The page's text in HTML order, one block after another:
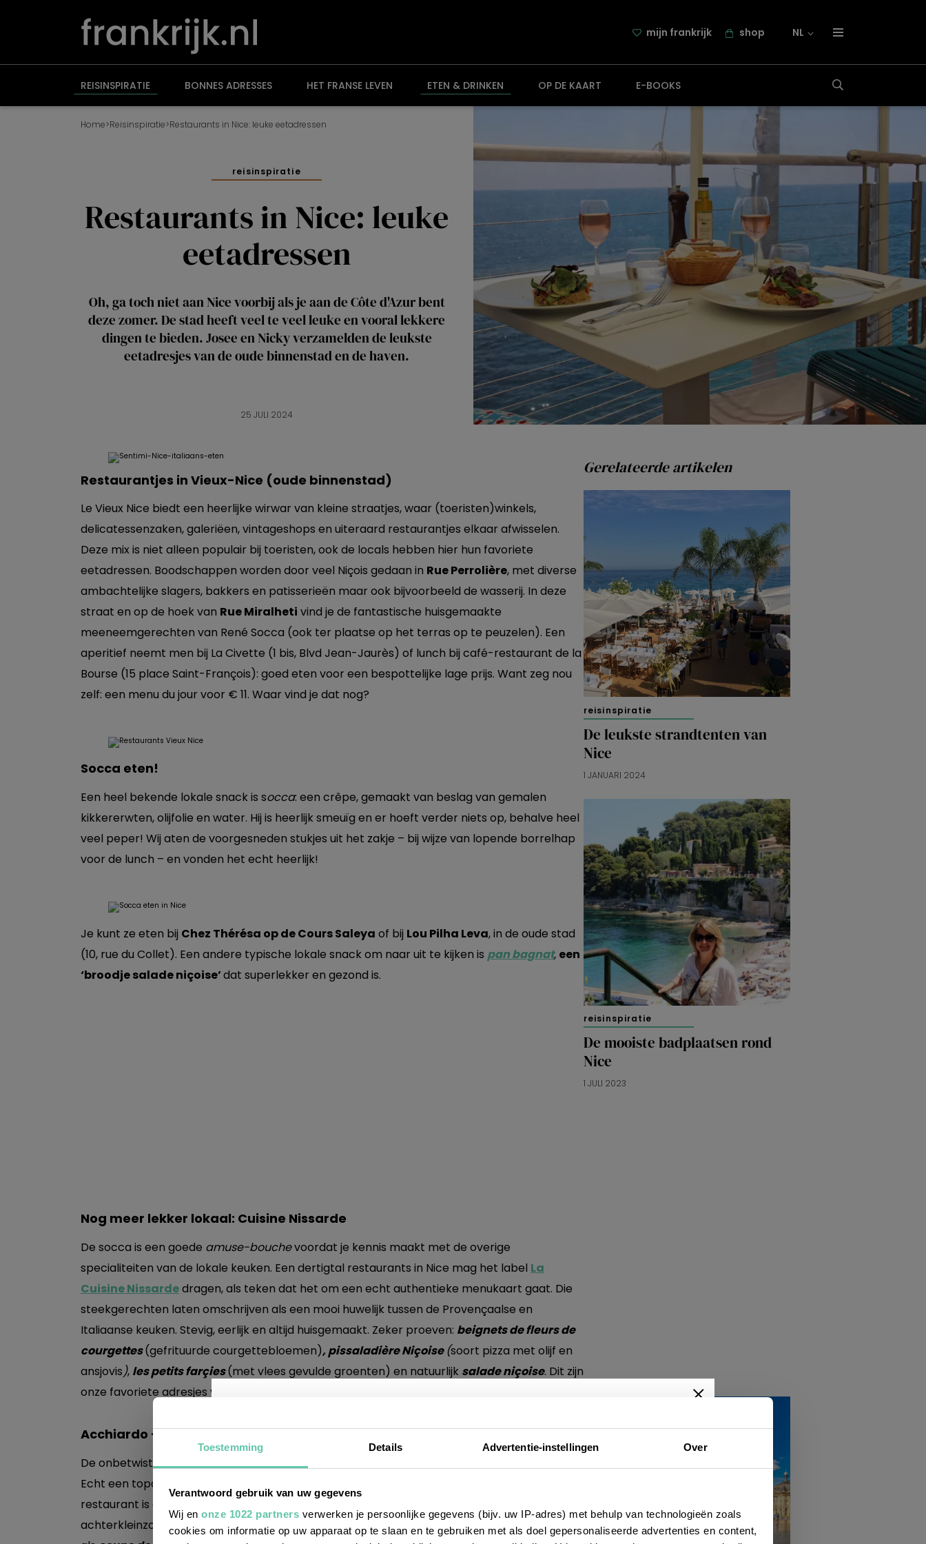
Toestemming Details Advertentie-instellingen Over
Verantwoord gebruik van uw gegevens
Wij en onze 1022 partners verwerken je persoonlijke gegevens (bijv. uw IP-adres) met behulp van technologieën zoals
cookies om informatie op uw apparaat op te slaan en te gebruiken met als doel gepersonaliseerde advertenties en content,
mijn frankrijk shop NL
over frankrijk.nl
samenwerking
REISINSPIRATIE BONNES ADRESSES HET FRANSE LEVEN ETEN & DRINKEN OP DE KAART E-BOOKS
Home>Reisinspiratie>Restaurants in Nice: leuke eetadressen
reisinspiratie
Restaurants in Nice: leuke
eetadressen
Oh, ga toch niet aan Nice voorbij als je aan de Côte d'Azur bent
deze zomer. De stad heeft veel te veel leuke en vooral lekkere
dingen te bieden. Josee en Nicky verzamelden de leukste
eetadresjes van de oude binnenstad en de haven.
25 JULI 2024
Restaurantjes in Vieux-Nice (oude binnenstad)
Le Vieux Nice biedt een heerlijke wirwar van kleine straatjes, waar (toeristen)winkels,
delicatessenzaken, galeriëen, vintageshops en uiteraard restaurantjes elkaar afwisselen.
Deze mix is niet alleen populair bij toeristen, ook de locals hebben hier hun favoriete
eetadressen. Boodschappen worden door veel Niçois gedaan in Rue Perrolière, met diverse
ambachtelijke slagers, bakkers en patisserieën maar ook bijvoorbeeld de wasserij. In deze
straat en op de hoek van Rue Miralheti vind je de fantastische huisgemaakte
meeneemgerechten van René Socca (ook ter plaatse op het terras op te peuzelen). Een
aperitief neemt men bij La Civette (1 bis, Blvd Jean-Jaurès) of lunch bij café-restaurant de la
Bourse (15 place Saint-François): goed eten voor een bespottelijke lage prijs. Want zeg nou
zelf: een menu du jour voor € 11. Waar vind je dat nog?
Socca eten!
Een heel bekende lokale snack is socca: een crêpe, gemaakt van beslag van gemalen
kikkererwten, olijfolie en water. Hij is heerlijk smeuïg en er hoeft verder niets op, behalve heel
veel peper! Wij aten de voorgesneden stukjes uit het zakje – bij wijze van lopende borrelhap
voor de lunch – en vonden het echt heerlijk!
Je kunt ze eten bij Chez Thérésa op de Cours Saleya of bij Lou Pilha Leva, in de oude stad
(10, rue du Collet). Een andere typische lokale snack om naar uit te kijken is pan bagnat, een
‘broodje salade niçoise’dat superlekker en gezond is.
Nog meer lekker lokaal: Cuisine Nissarde
De socca is een goede amuse-bouchevoordat je kennis maakt met de overige
specialiteiten van de lokale keuken. Een dertigtal restaurants in Nice mag het label La
Cuisine Nissardedragen, als teken dat het om een echt authentieke menukaart gaat. Die
steekgerechten laten omschrijven als een mooi huwelijk tussen de Provençaalse en
Italiaanse keuken. Stevig, eerlijk en altijd huisgemaakt. Zeker proeven: beignets de fleurs de
courgettes(gefrituurde courgettebloemen), pissaladière Niçoise (soort pizza met olijf en
ansjovis), les petits farçies(met vlees gevulde groenten) en natuurlijk salade niçoise. Dit zijn
onze favoriete adresjes voor de klassieke Niçoise keuken:
Acchiardo – 38 Rue Droite
De onbetwiste favoriet van onze gids,greeter Gaetan
Echt een topadres: je wordt hier supervriendelijk ontvangen en het eten is altijd goed! Dit
restaurant is al 5 generaties in handen van dezelfde familie. Wij spraken er met een trotse
achterkleinzoon die ons vertelde dat de familierecepten voor de typisch lokale gerechten
Gerelateerde artikelen
reisinspiratie
De leukste strandtenten van
Nice
1 JANUARI 2024
reisinspiratie
De mooiste badplaatsen rond
Nice
1 JULI 2023
Nieuwsbrief
leuke adressen en inspirerende tips voor Frankrijk? Meld je dan
aan voor onze 2-wekelijkse nieuwsbrief. Zo gedaan!